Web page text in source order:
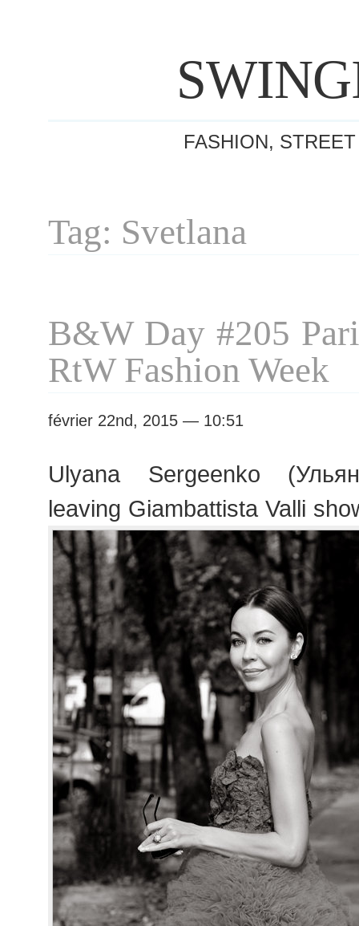
FASHION,
Tag: Svetlana
B&W Day #205
RtW Fashion Week
février 22nd, 2015 — 10:51
Ulyana Sergeenko
leaving Giambattista Valli